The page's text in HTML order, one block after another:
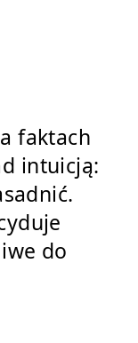
faktach
intuicją:
do